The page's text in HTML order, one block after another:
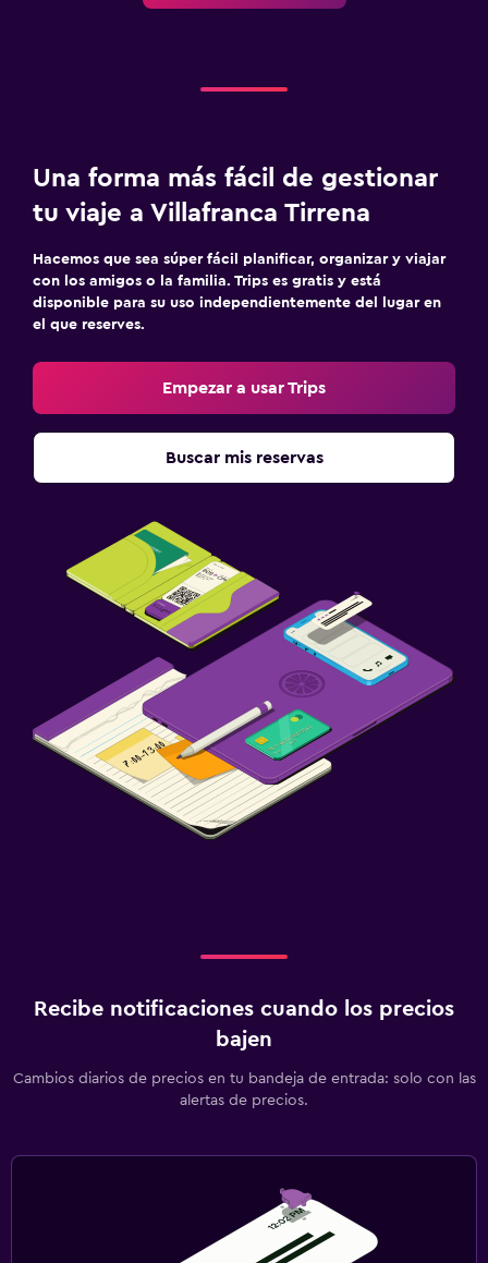
Una forma más fácil de gestionar
tu viaje a Villafranca Tirrena
Hacemos que sea súper fácil planificar, organizar y viajar
con los amigos o la familia. Trips es gratis y está
disponible para su uso independientemente del lugar en
el que reserves.
Empezar a usar Trips
Buscar mis reservas
Recibe notificaciones cuando los precios
bajen
Cambios diarios de precios en tu bandeja de entrada: solo con las
alertas de precios.